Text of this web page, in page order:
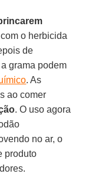
o herbicida
de
grama podem
. As
ao comer
. O uso agora
no ar, o
produto